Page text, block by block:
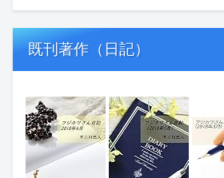
既刊著作（日記）